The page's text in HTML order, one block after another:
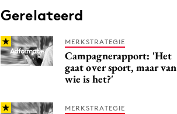
Gerelateerd
MERKSTRATEGIE
Campagnerapport: 'Het
gaat over sport, maar van
wie is het?'
MERKSTRATEGIE